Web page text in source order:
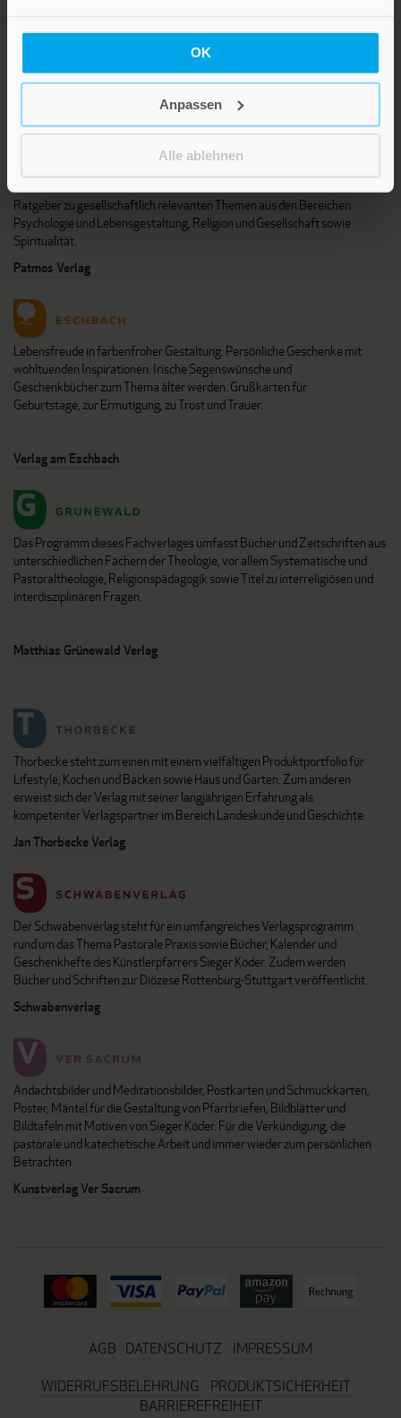
OK
Anpassen
Alle ablehnen
Die Verlage der Verlagsgruppe Patmos
Ratgeber zu gesellschaftlich relevanten Themen aus den Bereichen
Psychologie und Lebensgestaltung, Religion und Gesellschaft sowie
Spiritualität.
Patmos Verlag
Lebensfreude in farbenfroher Gestaltung: Persönliche Geschenke mit
wohltuenden Inspirationen. Irische Segenswünsche und
Geschenkbücher zum Thema älter werden. Grußkarten für
Geburtstage, zur Ermutigung, zu Trost und Trauer.
Verlag am Eschbach
Das Programm dieses Fachverlages umfasst Bücher und Zeitschriften aus
unterschiedlichen Fächern der Theologie, vor allem Systematische und
Pastoraltheologie, Religionspädagogik sowie Titel zu interreligiösen und
interdisziplinären Fragen.
Matthias Grünewald Verlag
Thorbecke steht zum einen mit einem vielfältigen Produktportfolio für
Lifestyle, Kochen und Backen sowie Haus und Garten. Zum anderen
erweist sich der Verlag mit seiner langjährigen Erfahrung als
kompetenter Verlagspartner im Bereich Landeskunde und Geschichte.
Jan Thorbecke Verlag
Der Schwabenverlag steht für ein umfangreiches Verlagsprogramm
rund um das Thema Pastorale Praxis sowie Bücher, Kalender und
Geschenkhefte des Künstlerpfarrers Sieger Köder. Zudem werden
Bücher und Schriften zur Diözese Rottenburg-Stuttgart veröffentlicht.
Schwabenverlag
Andachtsbilder und Meditationsbilder, Postkarten und Schmuckkarten,
Poster, Mäntel für die Gestaltung von Pfarrbriefen, Bildblätter und
Bildtafeln mit Motiven von Sieger Köder. Für die Verkündigung, die
pastorale und katechetische Arbeit und immer wieder zum persönlichen
Betrachten.
Kunstverlag Ver Sacrum
AGB DATENSCHUTZ
IMPRESSUM
WIDERRUFSBELEHRUNG
PRODUKTSICHERHEIT
BARRIEREFREIHEIT